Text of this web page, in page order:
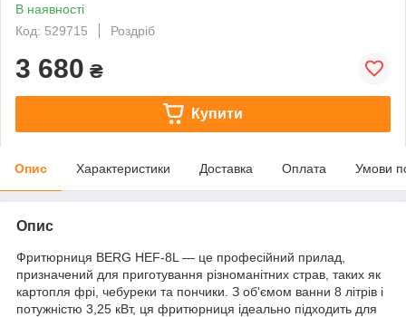
В наявності
Код: 529715
Роздріб
3 680 ₴
Купити
Опис Характеристики Доставка Оплата Умови
Опис
Фритюрниця BERG HEF-8L — це професійний прилад,
призначений для приготування різноманітних страв, таких як
картопля фрі, чебуреки та пончики. З об'ємом ванни 8 літрів і
потужністю 3,25 кВт, ця фритюрниця ідеально підходить для